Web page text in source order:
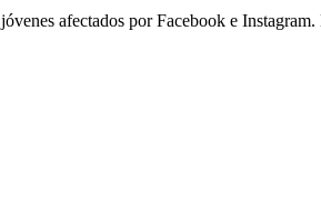
afectados por Facebook e